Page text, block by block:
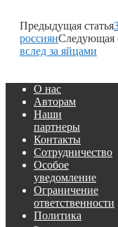
Предыдущая статья
россиянСледующая
вслед за яйцами
О нас
Авторам
Наши
партнеры
Контакты
Сотрудничество
Особое
уведомление
Ограничение
ответственности
Политика